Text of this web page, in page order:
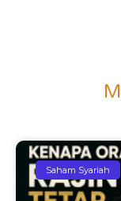
Saham Syariah